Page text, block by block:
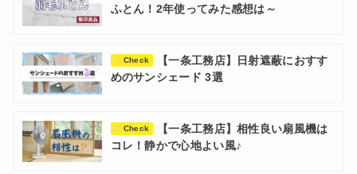
ふとん！2年使ってみた感想は～
Check
【一条工務店】日射遮蔽におすす
めのサンシェード 3選
Check
【一条工務店】相性良い扇風機は
コレ！静かで心地よい風♪